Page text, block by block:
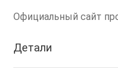
Официальный сайт
Детали